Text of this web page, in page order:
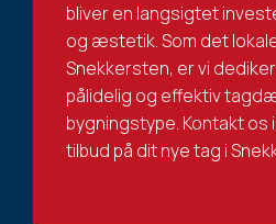
bliver en langsigtet
og æstetik. Som det
Snekkersten, er vi
pålidelig og effektiv
bygningstype. Kontakt os
tilbud på dit nye tag i